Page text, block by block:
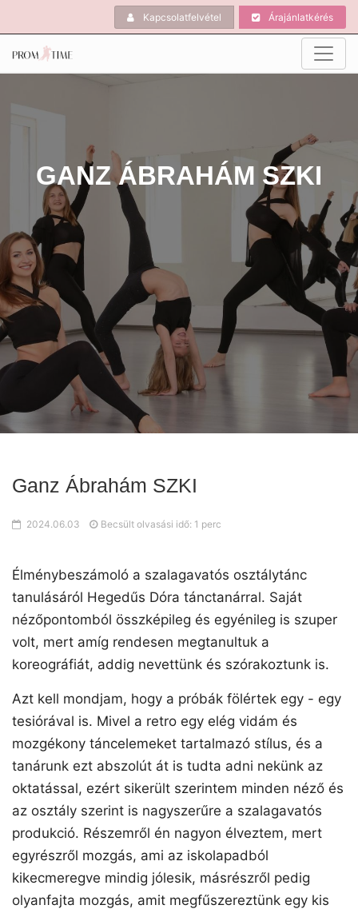
Kapcsolatfelvétel Árajánlatkérés
GANZ ÁBRAHÁM SZKI
Ganz Ábrahám SZKI
2024.06.03 Becsült olvasási idő: 1 perc
Élménybeszámoló a szalagavatós osztálytánc
tanulásáról Hegedűs Dóra tánctanárral. Saját
nézőpontomból összképileg és egyénileg is szuper
volt, mert amíg rendesen megtanultuk a
koreográfiát, addig nevettünk és szórakoztunk is.
Azt kell mondjam, hogy a próbák fölértek egy - egy
tesiórával is. Mivel a retro egy elég vidám és
mozgékony táncelemeket tartalmazó stílus, és a
tanárunk ezt abszolút át is tudta adni nekünk az
oktatással, ezért sikerült szerintem minden néző és
az osztály szerint is nagyszerűre a szalagavatós
produkció. Részemről én nagyon élveztem, mert
egyrészről mozgás, ami az iskolapadból
kikecmeregve mindig jólesik, másrészről pedig
olyanfajta mozgás, amit megfűszereztünk egy kis